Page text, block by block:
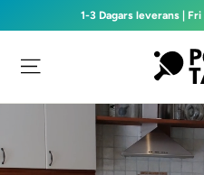
1-3 Dagars leverans |